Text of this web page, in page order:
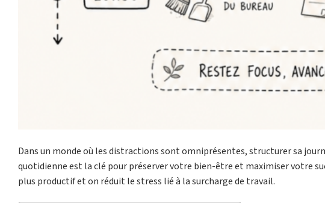
Dans un monde où les distractions sont omniprésentes, structurer sa
quotidienne est la clé pour préserver votre bien-être et maximiser votre
plus productif et on réduit le stress lié à la surcharge de travail.